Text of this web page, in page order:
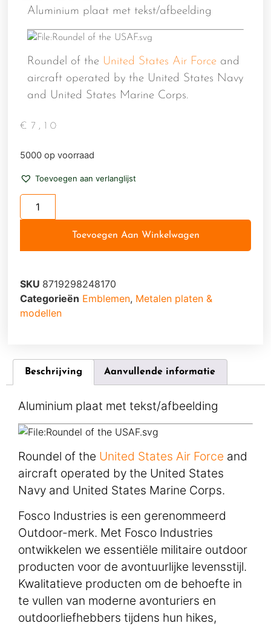
Aluminium plaat met tekst/afbeelding
Roundel of the United States Air Forceand
aircraft operated by the United States Navy
and United States Marine Corps.
€ 7,10
5000 op voorraad
Toevoegen aan verlanglijst
Toevoegen Aan Winkelwagen
SKU 8719298248170
Categorieën Emblemen, Metalen platen &
modellen
Beschrijving Aanvullende informatie
Aluminium plaat met tekst/afbeelding
Roundel of the United States Air Force and
aircraft operated by the United States
Navy and United States Marine Corps.
Fosco Industries is een gerenommeerd
Outdoor-merk. Met Fosco Industries
ontwikkelen we essentiële militaire outdoor
producten voor de avontuurlijke levensstijl.
Kwalitatieve producten om de behoefte in
te vullen van moderne avonturiers en
outdoorliefhebbers tijdens hun hikes,